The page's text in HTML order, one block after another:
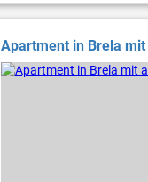
Apartment in Brela